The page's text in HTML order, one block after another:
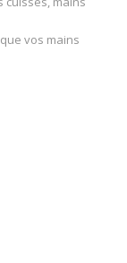
vos mains